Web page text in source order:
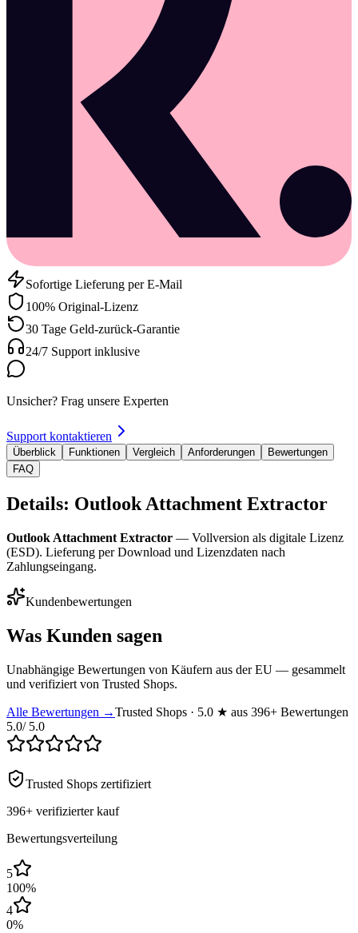
Sofortige Lieferung per E-Mail
100% Original-Lizenz
30 Tage Geld-zurück-Garantie
24/7 Support inklusive
Unsicher? Frag unsere Experten
Support kontaktieren
Überblick Funktionen Vergleich Anforderungen
Bewertungen
FAQ
Details: Outlook Attachment Extractor
Outlook Attachment Extractor — Vollversion als digitale Lizenz
(ESD). Lieferung per Download und Lizenzdaten nach
Zahlungseingang.
Kundenbewertungen
Was Kunden sagen
Unabhängige Bewertungen von Käufern aus der EU — gesammelt
und verifiziert von Trusted Shops.
Alle Bewertungen →Trusted Shops · 5.0 ★ aus 396+ Bewertungen
5.0/ 5.0
Trusted Shops zertifiziert
396+ verifizierter kauf
Bewertungsverteilung
5
100%
4
0%